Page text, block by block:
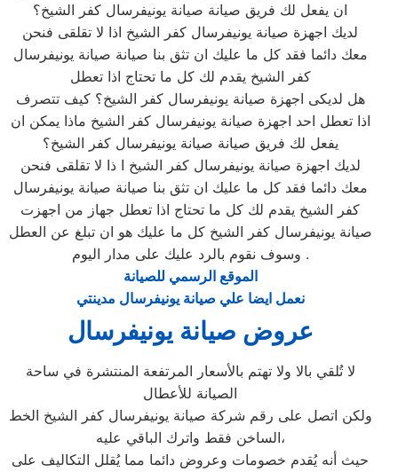
ان يفعل لك فريق صيانة صيانة يونيفرسال كفر الشيخ؟
لديك اجهزة صيانة يونيفرسال كفر الشيخ اذا لا تقلقى فنحن
معك دائما فقد كل ما عليك ان تثق بنا صيانة صيانة يونيفرسال
كفر الشيخ يقدم لك كل ما تحتاج اذا تعطل
هل لديكى اجهزة صيانة يونيفرسال كفر الشيخ؟ كيف تتصرف
اذا تعطل احد اجهزة صيانة يونيفرسال كفر الشيخ ماذا يمكن ان
يفعل لك فريق صيانة صيانة يونيفرسال كفر الشيخ؟
لديك اجهزة صيانة يونيفرسال كفر الشيخ ا ذا لا تقلقى فنحن
معك دائما فقد كل ما عليك ان تثق بنا صيانة صيانة يونيفرسال
كفر الشيخ يقدم لك كل ما تحتاج اذا تعطل جهاز من اجهزت
صيانة يونيفرسال كفر الشيخ كل ما عليك هو ان تبلغ عن العطل
وسوف نقوم بالرد عليك على مدار اليوم .
الموقع الرسمي للصيانة
نعمل ايضا علي صيانة يونيفرسال مدينتي
عروض صيانة يونيفرسال
لا تُلقي بالا ولا تهتم بالأسعار المرتفعة المنتشرة في ساحة
الصيانة للأعطال
ولكن اتصل على رقم شركة صيانة يونيفرسال كفر الشيخ الخط
الساخن فقط واترك الباقي عليه،
حيث أنه يُقدم خصومات وعروض دائما مما يُقلل التكاليف على